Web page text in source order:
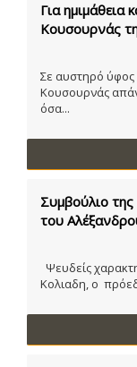
Για ημιμάθεια
Κουσουρνάς
Σε αυστηρό
Κουσουρνάς
όσα...
Συμβούλιο της
του
Ψευδείς
Κολιαδη, ο